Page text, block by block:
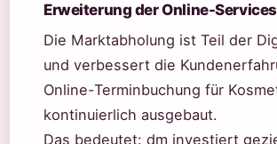
Erweiterung der Online-
Die Marktabholung ist Teil der
und verbessert die
Online-Terminbuchung für
kontinuierlich ausgebaut.
Das bedeutet: dm investiert